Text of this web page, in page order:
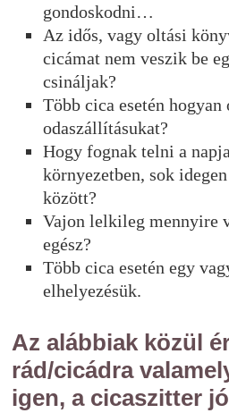
gondoskodni…
Az idős, vagy oltási
cicámat nem veszik be
csináljak?
Több cica esetén
odaszállításukat?
Hogy fognak telni a
környezetben, sok
között?
Vajon lelkileg mennyire
egész?
Több cica esetén egy
elhelyezésük.
Az alábbiak közül
rád/cicádra
igen, a cicaszitter